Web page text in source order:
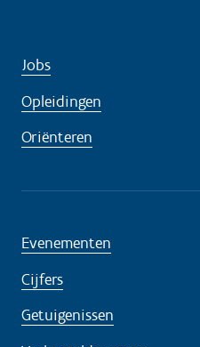
Jobs
Opleidingen
Oriënteren
Evenementen
Cijfers
Getuigenissen